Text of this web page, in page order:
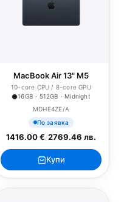
MacBook Air 13" M5
10-core CPU / 8-core GPU
16GB · 512GB · Midnight
MDHE4ZE/A
По заявка
1416.00 €/2769.46 лв.
Купи